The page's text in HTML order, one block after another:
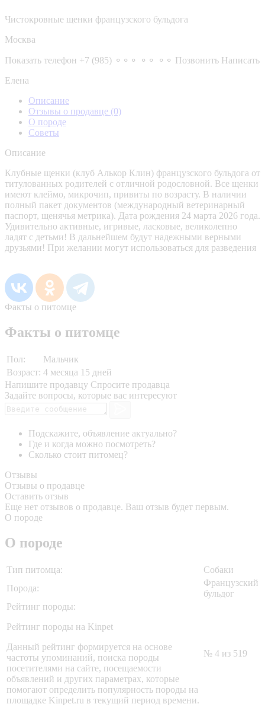
Чистокровные щенки французского бульдога
Москва
Показать телефон +7 (985) ⚬⚬⚬ ⚬⚬ ⚬⚬ Позвонить Написать
Елена
Описание
Отзывы о продавце (0)
О породе
Советы
Описание
Клубные щенки (клуб Алькор Клин) французского бульдога от
титулованных родителей с отличной родословной. Все щенки
имеют клеймо, микрочип, привиты по возрасту. В наличии
полный пакет документов (международный ветеринарный
паспорт, щенячья метрика). Дата рождения 24 марта 2026 года.
Удивительно активные, игривые, ласковые, великолепно
ладят с детьми! В дальнейшем будут надежными верными
друзьями! При желании могут использоваться для разведения
Факты о питомце
Факты о питомце
Пол:
Мальчик
Возраст: 4 месяца 15 дней
Напишите продавцу Спросите продавца
Задайте вопросы, которые вас интересуют
Подскажите, объявление актуально?
Где и когда можно посмотреть?
Сколько стоит питомец?
Отзывы
Отзывы о продавце
Оставить отзыв
Еще нет отзывов о продавце. Ваш отзыв будет первым.
О породе
О породе
Тип питомца:
Собаки
Порода:
Французский
бульдог
Рейтинг породы:
Рейтинг породы на Kinpet
Данный рейтинг формируется на основе
частоты упоминаний, поиска породы
посетителями на сайте, посещаемости
объявлений и других параметрах, которые
помогают определить популярность породы на
площадке Kinpet.ru в текущий период времени.
№ 4 из 519